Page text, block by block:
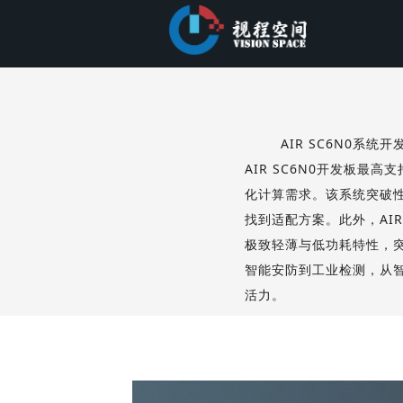
AIR SC6N0系统开发
AIR SC6N0开发板最高支
化计算需求。该系统突破
找到适配方案。此外，
极致轻薄与低功耗特性，
智能安防到工业检测，从
活力。